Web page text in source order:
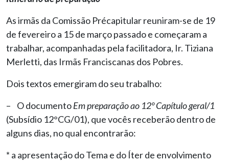
As irmãs da Comissão Précapitular reuniram-se de 19
de fevereiro a 15 de março passado e começaram a
trabalhar, acompanhadas pela facilitadora, Ir. Tiziana
Merletti, das Irmãs Franciscanas dos Pobres.
Dois textos emergiram do seu trabalho:
– O documentoEm preparação ao 12º Capítulo geral/1
(Subsídio 12°CG/01), que vocês receberão dentro de
alguns dias, no qual encontrarão:
* a apresentação do Tema e do Íter de envolvimento